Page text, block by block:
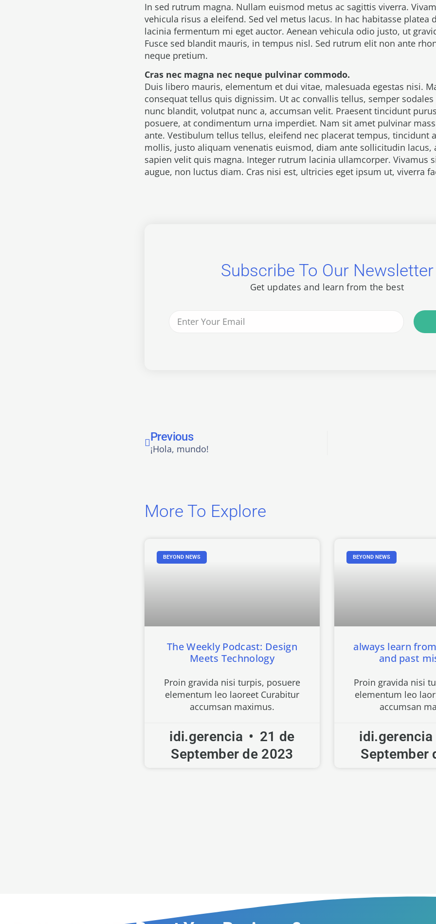
In sed rutrum magna. Nullam euismod metus ac sagittis viverra.
vehicula risus a eleifend. Sed vel metus lacus. In hac habitasse platea
lacinia fermentum mi eget auctor. Aenean vehicula odio justo, ut
Fusce sed blandit mauris, in tempus nisl. Sed rutrum elit non ante
neque pretium.
Cras nec magna nec neque pulvinar commodo.
Duis libero mauris, elementum et dui vitae, malesuada egestas nisi.
consequat tellus quis dignissim. Ut ac convallis tellus, semper
nunc blandit, volutpat nunc a, accumsan velit. Praesent tincidunt
posuere, at condimentum urna imperdiet. Nam sit amet pulvinar
ante. Vestibulum tellus tellus, eleifend nec placerat tempus, tincidunt
mollis, justo aliquam venenatis euismod, diam ante sollicitudin lacus,
sapien velit quis magna. Integer rutrum lacinia ullamcorper. Vivamus
augue, non luctus diam. Cras nisi est, ultricies eget ipsum ut, viverra
Subscribe To Our Newsletter
Get updates and learn from the best
Previous
¡Hola, mundo!
More To Explore
BEYOND NEWS
The Weekly Podcast: Design
Meets Technology
Proin gravida nisi turpis, posuere
elementum leo laoreet Curabitur
accumsan maximus.
idi.gerencia
21 de
September de 2023
BEYOND NEWS
always learn
and past
Proin gravida nisi
elementum leo
accumsan
idi.gerencia
September